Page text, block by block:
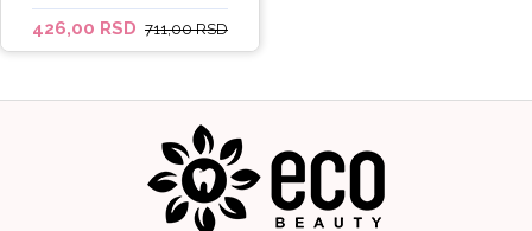
426,00 RSD 711,00 RSD